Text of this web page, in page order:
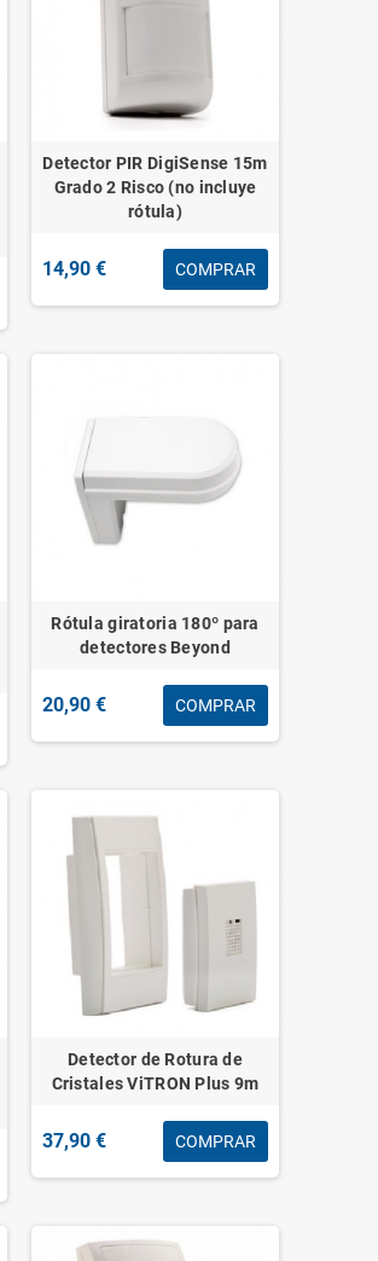
Detector PIR DigiSense 15m
Grado 2 Risco (no incluye
rótula)
14,90 € COMPRAR
Rótula giratoria 180º para
detectores Beyond
20,90 € COMPRAR
Detector de Rotura de
Cristales ViTRON Plus 9m
37,90 € COMPRAR